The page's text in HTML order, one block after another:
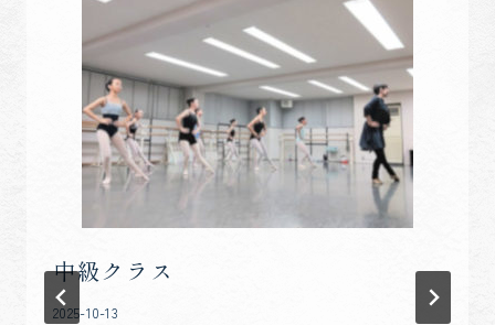
中級クラス
2025-10-13